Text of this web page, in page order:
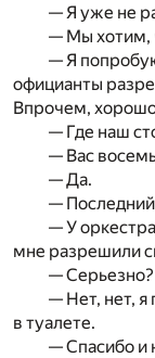
— Я уже не
— Мы хотим,
— Я
официанты
Впрочем,
— Где наш
— Вас
— Да.
— Последний
— У
мне разрешили
— Серьезно?
— Нет, нет, я
в туалете.
— Спасибо и